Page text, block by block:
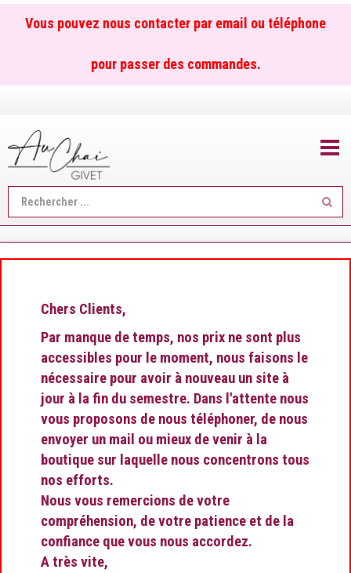
Vous pouvez nous contacter par email ou téléphone
pour passer des commandes.
Chers Clients,
Par manque de temps, nos prix ne sont plus
accessibles pour le moment, nous faisons le
nécessaire pour avoir à nouveau un site à
jour à la fin du semestre. Dans l'attente nous
vous proposons de nous téléphoner, de nous
envoyer un mail ou mieux de venir à la
boutique sur laquelle nous concentrons tous
nos efforts.
Nous vous remercions de votre
compréhension, de votre patience et de la
confiance que vous nous accordez.
A très vite,